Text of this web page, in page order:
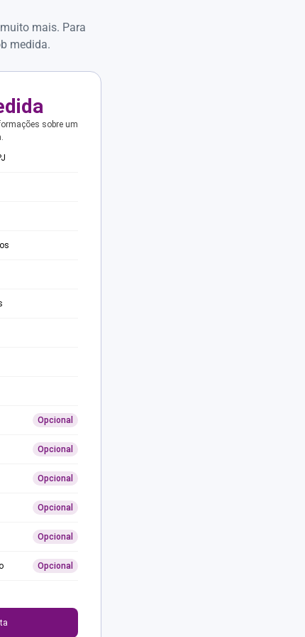
mais. Para
medida.
sobre um
Opcional
Opcional
Opcional
Opcional
Opcional
Opcional